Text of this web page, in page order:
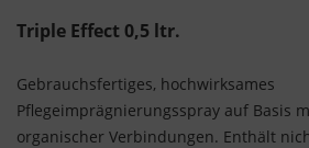
Triple Effect 0,5 ltr.
Gebrauchsfertiges, hochwirksames
Pflegeimprägnierungsspray auf Basis
organischer Verbindungen. Enthält